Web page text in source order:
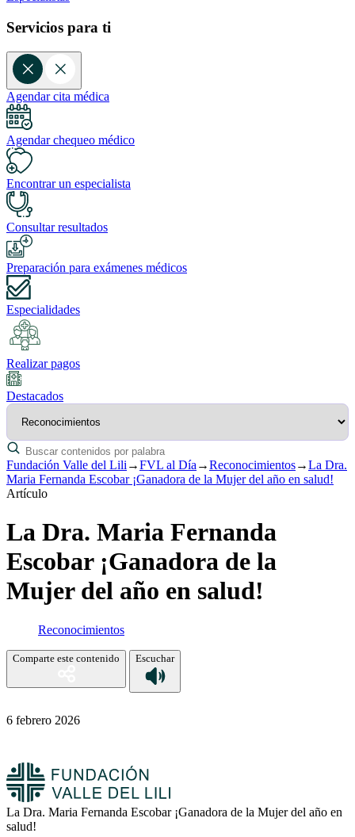
Servicios para ti
Agendar cita médica
Agendar chequeo médico
Encontrar un especialista
Consultar resultados
Preparación para exámenes médicos
Especialidades
Realizar pagos
Destacados
Fundación Valle del Lili →FVL al Día →Reconocimientos→La Dra.
Maria Fernanda Escobar ¡Ganadora de la Mujer del año en salud!
Artículo
La Dra. Maria Fernanda
Escobar ¡Ganadora de la
Mujer del año en salud!
Reconocimientos
Comparte este contenido Escuchar
6 febrero 2026
La Dra. Maria Fernanda Escobar ¡Ganadora de la Mujer del año en
salud!